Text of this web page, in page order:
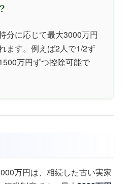
分に応じて最大3000万円
ます。例えば2人で1/2ず
万円ずつ控除可能で
万円は、相続した古い実家